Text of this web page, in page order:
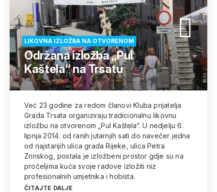
LIKOVNA IZLOŽBA NA OTVORENOM
Održana izložba „Pul
Kaštela“ na Trsatu
Već 23 godine za redom članovi Kluba prijatelja
Grada Trsata organiziraju tradicionalnu likovnu
izložbu na otvorenom „Pul Kaštela“. U nedjelju 6.
lipnja 2014. od ranih jutarnjih sati do navečer jedna
od najstarijih ulica grada Rijeke, ulica Petra
Zrinskog, postala je izložbeni prostor gdje su na
pročeljima kuća svoje radove izložiti niz
profesionalnih umjetnika i hobista.
ČITAJTE DALJE